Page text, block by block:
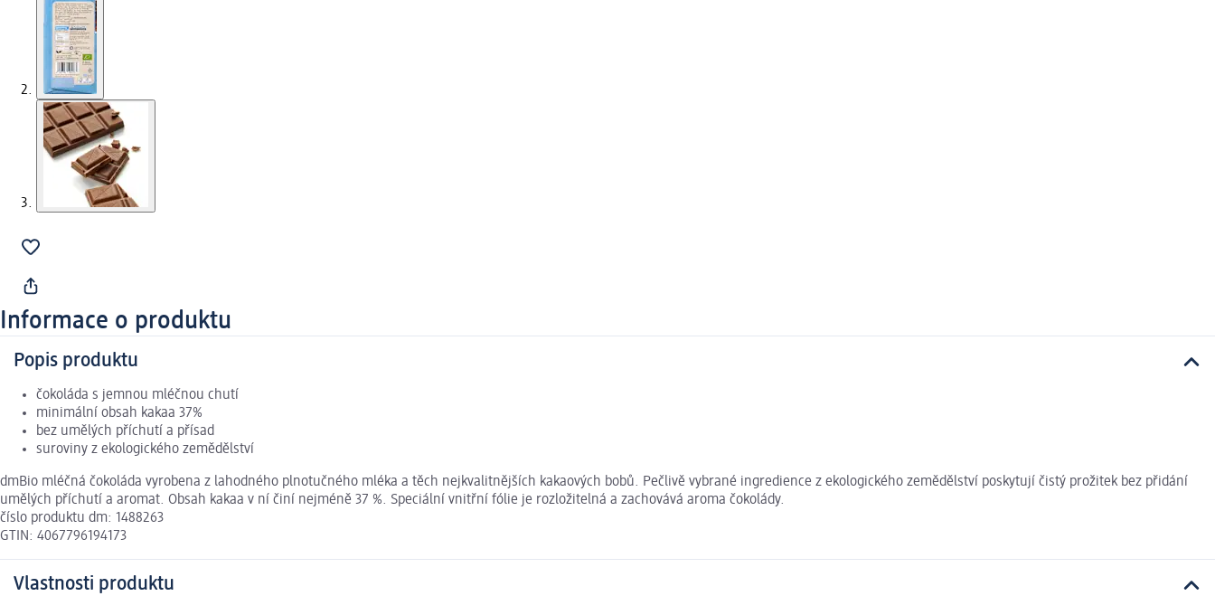
Informace o produktu
Popis produktu
čokoláda s jemnou mléčnou chutí
minimální obsah kakaa 37%
bez umělých příchutí a přísad
suroviny z ekologického zemědělství
dmBio mléčná čokoláda vyrobena z lahodného plnotučného mléka a těch nejkvalitnějších kakaových bobů. Pečlivě vybrané ingredience z ekologického zemědělství poskytují čistý prožitek bez přidání
umělých příchutí a aromat. Obsah kakaa v ní činí nejméně 37 %. Speciální vnitřní fólie je rozložitelná a zachovává aroma čokolády.
číslo produktu dm: 1488263
GTIN: 4067796194173
Vlastnosti produktu